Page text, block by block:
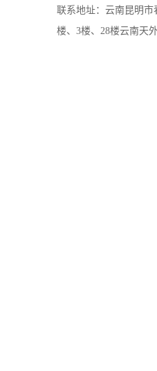
联系地址：云南昆明市
楼、3楼、28楼云南天